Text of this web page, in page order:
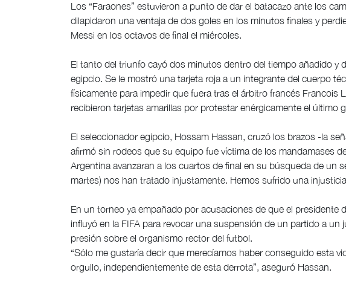
Los “Faraones” estuvieron a punto de dar el batacazo ante los
dilapidaron una ventaja de dos goles en los minutos finales y
Messi en los octavos de final el miércoles.
El tanto del triunfo cayó dos minutos dentro del tiempo añadido y
egipcio. Se le mostró una tarjeta roja a un integrante del cuerpo
físicamente para impedir que fuera tras el árbitro francés Francois
recibieron tarjetas amarillas por protestar enérgicamente el último
El seleccionador egipcio, Hossam Hassan, cruzó los brazos -la
afirmó sin rodeos que su equipo fue víctima de los mandamases
Argentina avanzaran a los cuartos de final en su búsqueda de un
martes) nos han tratado injustamente. Hemos sufrido una
En un torneo ya empañado por acusaciones de que el presidente
influyó en la FIFA para revocar una suspensión de un partido a un
presión sobre el organismo rector del futbol.
“Sólo me gustaría decir que merecíamos haber conseguido esta
orgullo, independientemente de esta derrota”, aseguró Hassan.